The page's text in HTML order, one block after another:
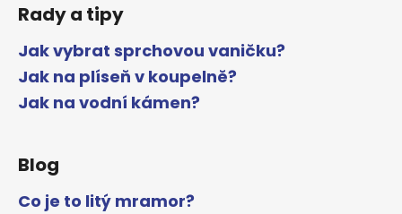
Rady a tipy
Jak vybrat sprchovou vaničku?
Jak na plíseň v koupelně?
Jak na vodní kámen?
Blog
Co je to litý mramor?